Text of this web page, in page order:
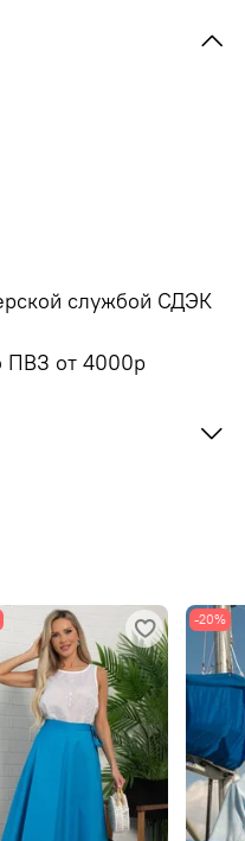
службой СДЭК
ПВЗ от 4000р
-20%